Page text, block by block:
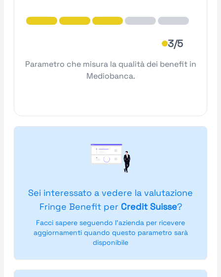
3/5
Parametro che misura la qualità dei benefit in
Mediobanca.
Sei interessato a vedere la valutazione
Fringe Benefit per Credit Suisse?
Facci sapere seguendo l'azienda per ricevere
aggiornamenti quando questo parametro sarà
disponibile